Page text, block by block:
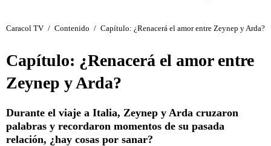
Caracol TV / Contenido / Capítulo: ¿Renacerá el amor entre Zeynep y Arda?
Capítulo: ¿Renacerá el amor entre
Zeynep y Arda?
Durante el viaje a Italia, Zeynep y Arda cruzaron
palabras y recordaron momentos de su pasada
relación, ¿hay cosas por sanar?